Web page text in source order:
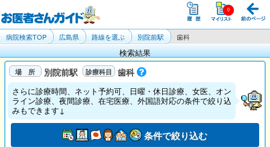
病院検索TOP 広島県 路線を選ぶ 別院前駅 歯科
検索結果
別院前駅 歯科
さらに診療時間、ネット予約可、日曜・休日診療、女医、オン
ライン診療、夜間診療、在宅医療、外国語対応の条件で絞り込
みもできます↓
条件で絞り込む